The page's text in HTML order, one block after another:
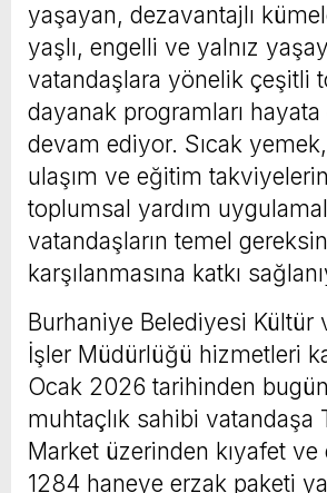
yaşayan, dezavantajlı
yaşlı, engelli ve yalnız
vatandaşlara yönelik çeşitli
dayanak programları
devam ediyor. Sıcak
ulaşım ve eğitim
toplumsal yardım
vatandaşların temel
karşılanmasına katkı
Burhaniye Belediyesi Kültür
İşler Müdürlüğü hizmetleri
Ocak 2026 tarihinden
muhtaçlık sahibi vatandaşa
Market üzerinden kıyafet ve
1284 haneye erzak paketi